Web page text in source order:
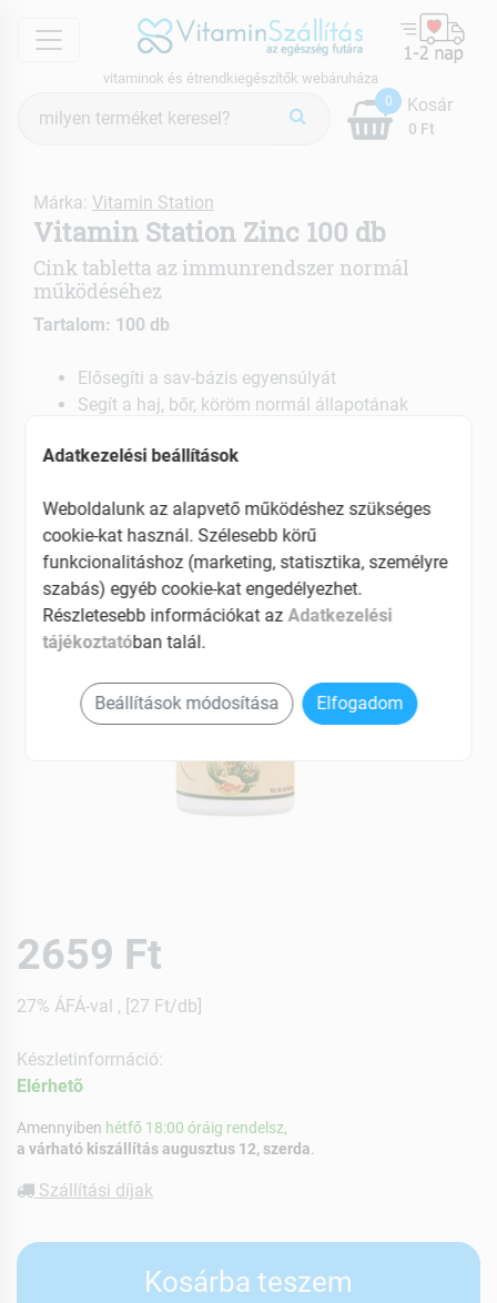
menu
vitaminok és étrendkiegészítők webáruháza
keresés
0
0 Ft
Kosár
Márka: Vitamin Station
Vitamin Station Zinc 100 db
Cink tabletta az immunrendszer normál
működéséhez
Tartalom: 100 db
Elősegíti a sav-bázis egyensúlyát
Segít a haj, bőr, köröm normál állapotának
2659 Ft
27% ÁFÁ-val , [27 Ft/db]
Készletinformáció:
Elérhetõ
Amennyiben hétfő 18:00 óráig rendelsz,
a várható kiszállítás augusztus 12, szerda
Szállítási díjak
Kosárba teszem
Adatkezelési beállítások
Weboldalunk az alapvető működéshez szükséges
cookie-kat használ. Szélesebb körű
funkcionalitáshoz (marketing, statisztika, személyre
szabás) egyéb cookie-kat engedélyezhet.
Részletesebb információkat azAdatkezelési
tájékoztatóban talál.
Beállítások módosítása Elfogadom